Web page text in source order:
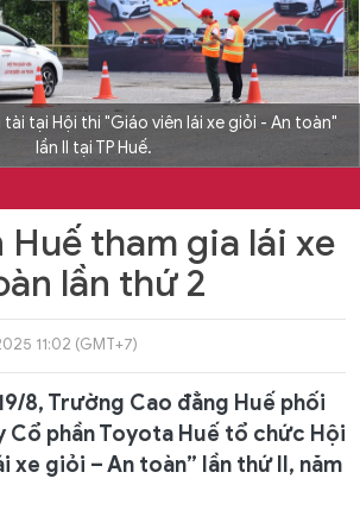
tại Hội thi "Giáo viên lái xe giỏi - An toàn"
lần II tại TP Huế.
Huế tham gia lái xe
lần thứ 2
11:02 (GMT+7)
8, Trường Cao đẳng Huế phối
Cổ phần Toyota Huế tổ chức Hội
xe giỏi – An toàn” lần thứ II, năm